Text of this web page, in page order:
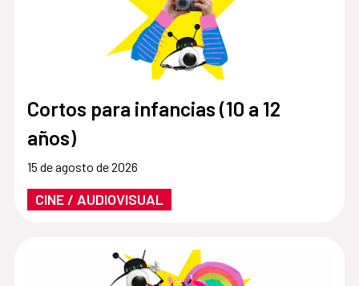
Cortos para infancias (10 a 12
años)
15 de agosto de 2026
CINE / AUDIOVISUAL